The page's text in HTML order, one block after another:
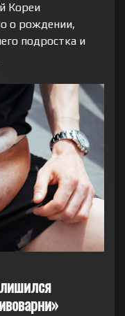
Кореи
о рождении,
подростка и